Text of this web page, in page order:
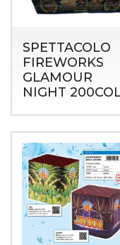
SPETTACOLO
FIREWORKS
GLAMOUR
NIGHT